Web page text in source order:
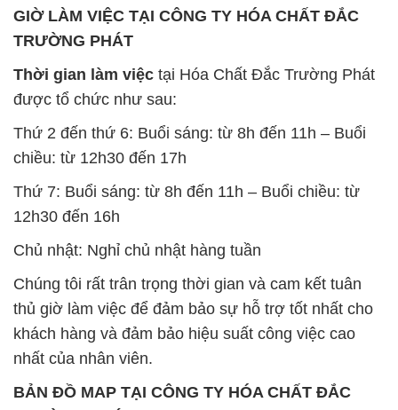
Thứ 2 đến thứ 6: Buổi sáng: từ 8h đến 11h – Buổi
chiều: từ 12h30 đến 17h
Thứ 7: Buổi sáng: từ 8h đến 11h – Buổi chiều: từ
12h30 đến 16h
Chủ nhật: Nghỉ chủ nhật hàng tuần
thủ giờ làm việc để đảm bảo sự hỗ trợ tốt nhất cho
khách hàng và đảm bảo hiệu suất công việc cao
nhất của nhân viên.
BẢN ĐỒ MAP TẠI CÔNG TY HÓA CHẤT ĐẮC
TRƯỜNG PHÁT
ĐỊA CHỈ: 1229C Quốc lộ 1A, Phường Bình Trị
Đông B, Quận Bình Tân, Sài Gòn TP. Hồ Chí
Minh